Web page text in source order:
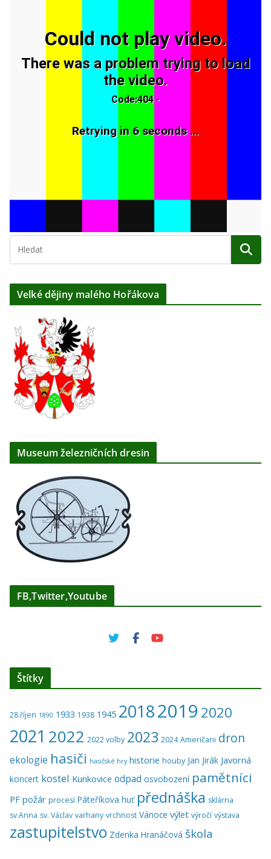
Velké dějiny malého Hořákova
Museum železničních dresin
FB,Twitter,Youtube
Štítky
28.říjen 1890 1933 1938 1945 20182019 2020
2021 2022 2022 volby 2023 2024 Američani dron
ekologie hasiči hasičské hry historie houby Jan Jirák Javorná
koncert kostel Kunkovice odpad osvobození pamětníci
PF požár procesí Páteříkova huť přednáška sklárna
sv.Anna sv. Václav varhany vrchnost Vánoce výlet výročí výstava
zastupitelstvo Zdenka Hranáčová škola